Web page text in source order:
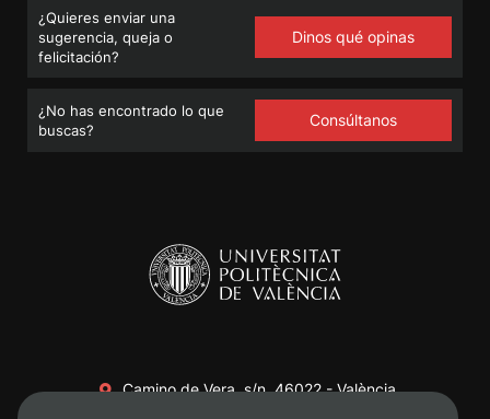
¿Quieres enviar una
sugerencia, queja o
felicitación?
Dinos qué opinas
¿No has encontrado lo que
buscas?
Consúltanos
Camino de Vera, s/n. 46022 - València